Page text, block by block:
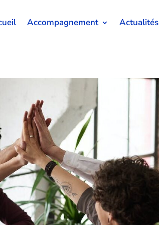
Accompagnement Actualités